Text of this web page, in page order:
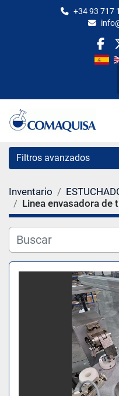
+34 93 717
Filtros avanzados
Categoría
Fabricante
Modelo
Inventario
Linea envasadora de